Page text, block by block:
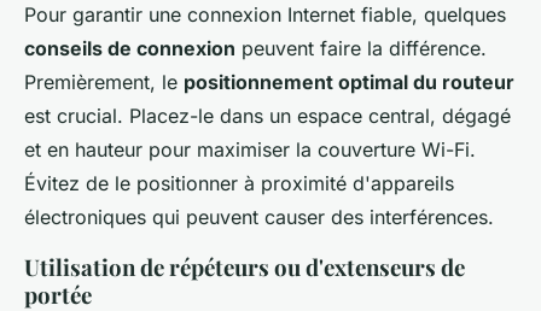
Pour garantir une connexion Internet fiable, quelques
conseils de connexion peuvent faire la différence.
Premièrement, le positionnement optimal du routeur
est crucial. Placez-le dans un espace central, dégagé
et en hauteur pour maximiser la couverture Wi-Fi.
Évitez de le positionner à proximité d'appareils
électroniques qui peuvent causer des interférences.
Utilisation de répéteurs ou d'extenseurs de
portée